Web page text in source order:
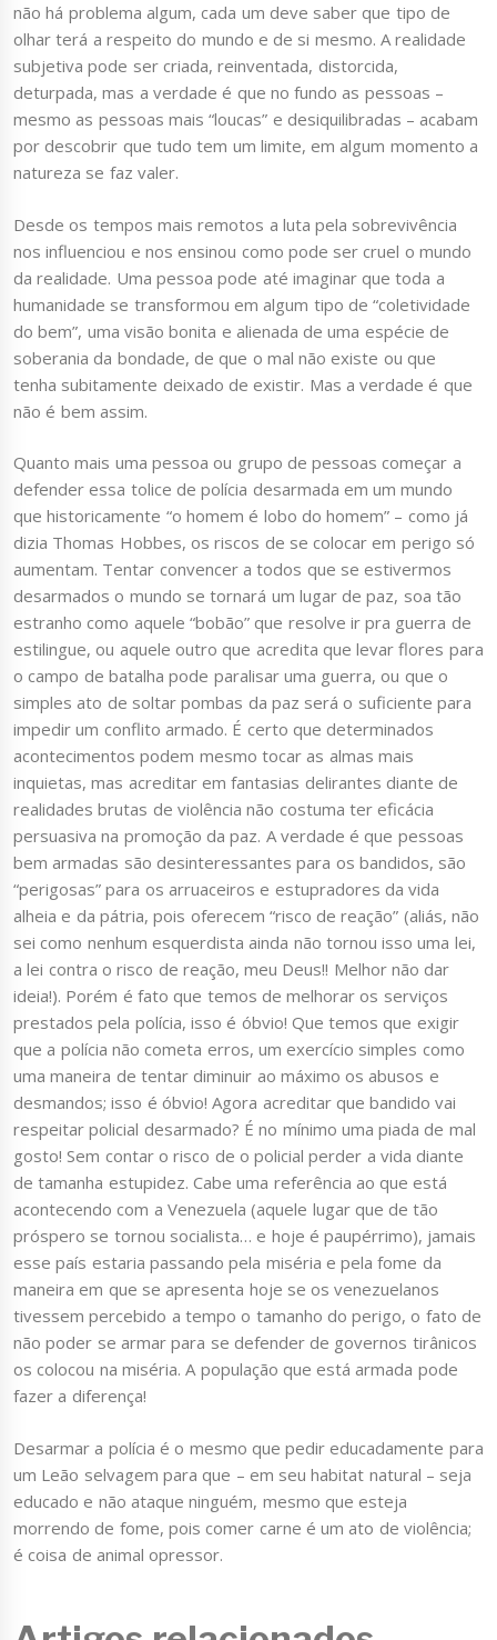
não há problema algum, cada um deve saber que tipo de
olhar terá a respeito do mundo e de si mesmo. A realidade
subjetiva pode ser criada, reinventada, distorcida,
deturpada, mas a verdade é que no fundo as pessoas –
mesmo as pessoas mais “loucas” e desiquilibradas – acabam
por descobrir que tudo tem um limite, em algum momento a
natureza se faz valer.
Desde os tempos mais remotos a luta pela sobrevivência
nos influenciou e nos ensinou como pode ser cruel o mundo
da realidade. Uma pessoa pode até imaginar que toda a
humanidade se transformou em algum tipo de “coletividade
do bem”, uma visão bonita e alienada de uma espécie de
soberania da bondade, de que o mal não existe ou que
tenha subitamente deixado de existir. Mas a verdade é que
não é bem assim.
Quanto mais uma pessoa ou grupo de pessoas começar a
defender essa tolice de polícia desarmada em um mundo
que historicamente “o homem é lobo do homem” – como já
dizia Thomas Hobbes, os riscos de se colocar em perigo só
aumentam. Tentar convencer a todos que se estivermos
desarmados o mundo se tornará um lugar de paz, soa tão
estranho como aquele “bobão” que resolve ir pra guerra de
estilingue, ou aquele outro que acredita que levar flores para
o campo de batalha pode paralisar uma guerra, ou que o
simples ato de soltar pombas da paz será o suficiente para
impedir um conflito armado. É certo que determinados
acontecimentos podem mesmo tocar as almas mais
inquietas, mas acreditar em fantasias delirantes diante de
realidades brutas de violência não costuma ter eficácia
persuasiva na promoção da paz. A verdade é que pessoas
bem armadas são desinteressantes para os bandidos, são
“perigosas” para os arruaceiros e estupradores da vida
alheia e da pátria, pois oferecem “risco de reação” (aliás, não
sei como nenhum esquerdista ainda não tornou isso uma lei,
a lei contra o risco de reação, meu Deus!! Melhor não dar
ideia!). Porém é fato que temos de melhorar os serviços
prestados pela polícia, isso é óbvio! Que temos que exigir
que a polícia não cometa erros, um exercício simples como
uma maneira de tentar diminuir ao máximo os abusos e
desmandos; isso é óbvio! Agora acreditar que bandido vai
respeitar policial desarmado? É no mínimo uma piada de mal
gosto! Sem contar o risco de o policial perder a vida diante
de tamanha estupidez. Cabe uma referência ao que está
acontecendo com a Venezuela (aquele lugar que de tão
próspero se tornou socialista… e hoje é paupérrimo), jamais
esse país estaria passando pela miséria e pela fome da
maneira em que se apresenta hoje se os venezuelanos
tivessem percebido a tempo o tamanho do perigo, o fato de
não poder se armar para se defender de governos tirânicos
os colocou na miséria. A população que está armada pode
fazer a diferença!
Desarmar a polícia é o mesmo que pedir educadamente para
um Leão selvagem para que – em seu habitat natural – seja
educado e não ataque ninguém, mesmo que esteja
morrendo de fome, pois comer carne é um ato de violência;
é coisa de animal opressor.